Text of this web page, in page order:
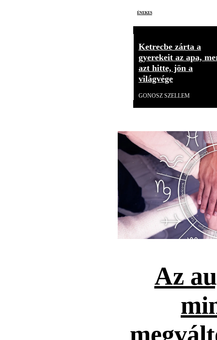
énekes
Ketrecbe zárta a
gyerekeit az apa,
azt hitte, jön a
világvége
GONOSZ SZELLEM
Az